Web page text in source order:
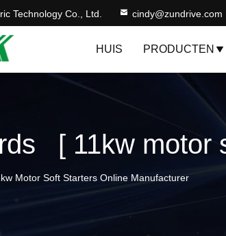
Technology Co., Ltd. cindy@zundrive.com
HUIS PRODUCTEN
[ 11kw motor
Motor Soft Starters Online Manufacturer